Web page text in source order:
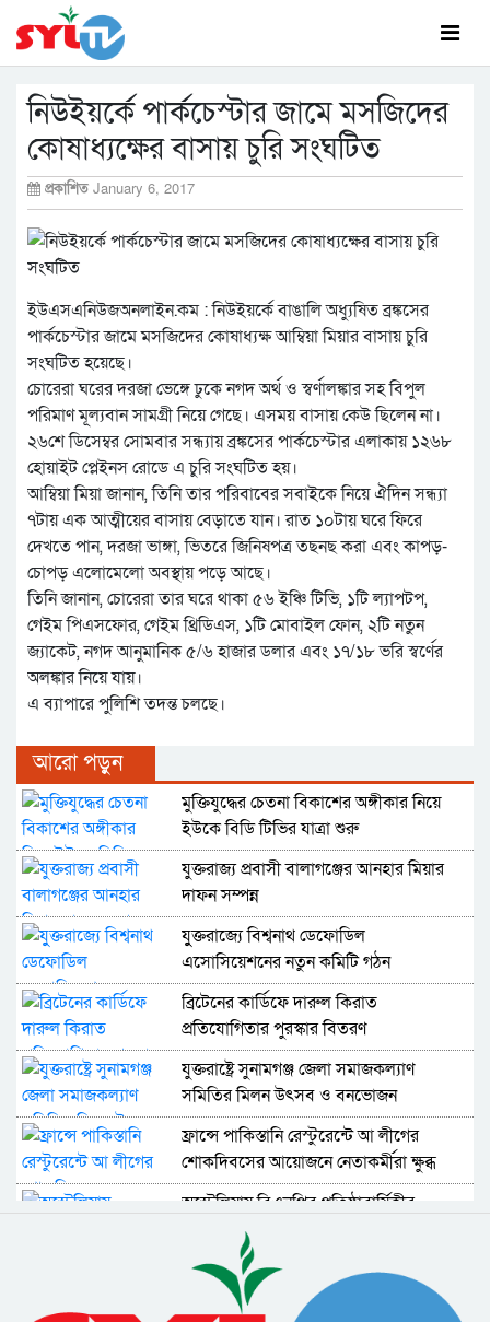
নিউইয়র্কে পার্কচেস্টার জামে মসজিদের
কোষাধ্যক্ষের বাসায় চুরি সংঘটিত
প্রকাশিত January 6, 2017
ইউএসএনিউজঅনলাইন.কম : নিউইয়র্কে বাঙালি অধ্যুষিত ব্রঙ্কসের
পার্কচেস্টার জামে মসজিদের কোষাধ্যক্ষ আম্বিয়া মিয়ার বাসায় চুরি
সংঘটিত হয়েছে।
চোরেরা ঘরের দরজা ভেঙ্গে ঢুকে নগদ অর্থ ও স্বর্ণালঙ্কার সহ বিপুল
পরিমাণ মূল্যবান সামগ্রী নিয়ে গেছে। এসময় বাসায় কেউ ছিলেন না।
২৬শে ডিসেম্বর সোমবার সন্ধ্যায় ব্রঙ্কসের পার্কচেস্টার এলাকায় ১২৬৮
হোয়াইট প্লেইনস রোডে এ চুরি সংঘটিত হয়।
আম্বিয়া মিয়া জানান, তিনি তার পরিবাবের সবাইকে নিয়ে ঐদিন সন্ধ্যা
৭টায় এক আত্মীয়ের বাসায় বেড়াতে যান। রাত ১০টায় ঘরে ফিরে
দেখতে পান, দরজা ভাঙ্গা, ভিতরে জিনিষপত্র তছনছ করা এবং কাপড়-
চোপড় এলোমেলো অবস্থায় পড়ে আছে।
তিনি জানান, চোরেরা তার ঘরে থাকা ৫৬ ইঞ্চি টিভি, ১টি ল্যাপটপ,
গেইম পিএসফোর, গেইম থ্রিডিএস, ১টি মোবাইল ফোন, ২টি নতুন
জ্যাকেট, নগদ আনুমানিক ৫/৬ হাজার ডলার এবং ১৭/১৮ ভরি স্বর্ণের
অলঙ্কার নিয়ে যায়।
এ ব্যাপারে পুলিশি তদন্ত চলছে।
আরো পড়ুন
মুক্তিযুদ্ধের চেতনা বিকাশের অঙ্গীকার নিয়ে
ইউকে বিডি টিভির যাত্রা শুরু
যুক্তরাজ্য প্রবাসী বালাগঞ্জের আনহার মিয়ার
দাফন সম্পন্ন
যুুক্তরাজ্যে বিশ্বনাথ ডেফোডিল
এসোসিয়েশনের নতুন কমিটি গঠন
ব্রিটেনের কার্ডিফে দারুল কিরাত
প্রতিযোগিতার পুরস্কার বিতরণ
যুক্তরাষ্ট্রে সুনামগঞ্জ জেলা সমাজকল্যাণ
সমিতির মিলন উৎসব ও বনভোজন
ফ্রান্সে পাকিস্তানি রেস্টুরেন্টে আ লীগের
শোকদিবসের আয়োজনে নেতাকর্মীরা ক্ষুব্ধ
অস্ট্রেলিয়ায় বিএনপির প্রতিষ্ঠাবার্ষিকীর
আলোচনা সভায় খালেদা জিয়ার মুক্তি দাবি
ফ্রান্সে বিয়ানীবাজার সমাজকল্যাণ সমিতির
ইফতার মাহফিল অনুষ্ঠিত